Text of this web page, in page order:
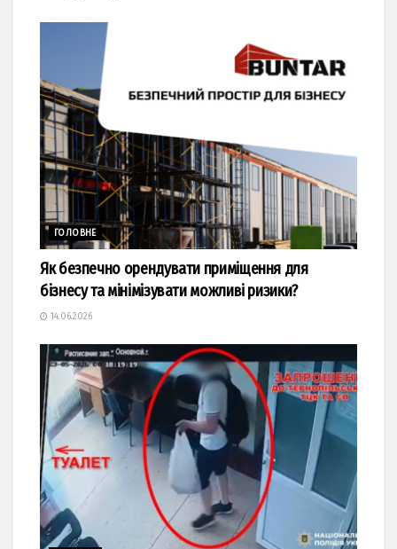
ГОЛОВНЕ
Як безпечно орендувати приміщення для
бізнесу та мінімізувати можливі ризики?
14.06.2026